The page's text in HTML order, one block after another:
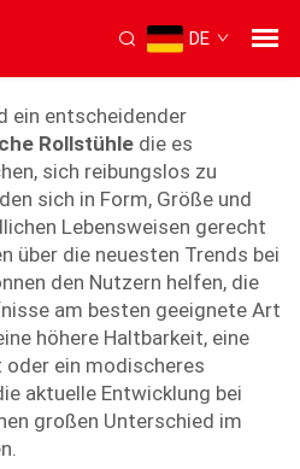
DE
ein entscheidender
Rollstühle die es
sich reibungslos zu
sich in Form, Größe und
Lebensweisen gerecht
über die neuesten Trends bei
den Nutzern helfen, die
am besten geeignete Art
höhere Haltbarkeit, eine
ein modischeres
aktuelle Entwicklung bei
großen Unterschied im